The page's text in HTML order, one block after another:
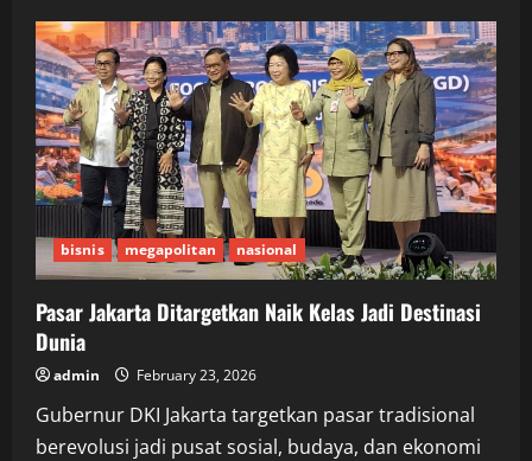
Gratis
Kabupaten
Tangerang
2026:
Syarat
&
Pendaftaran
Online
bisnis megapolitan nasional
Pasar Jakarta Ditargetkan Naik Kelas Jadi Destinasi
Dunia
admin February 23, 2026
Gubernur DKI Jakarta targetkan pasar tradisional
berevolusi jadi pusat sosial, budaya, dan ekonomi